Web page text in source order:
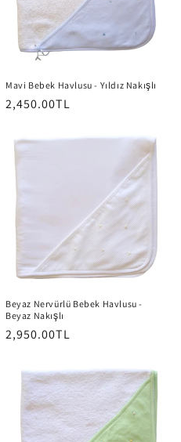
Mavi Bebek Havlusu - Yıldız Nakışlı
Normal
2,450.00TL
Beyaz Nervürlü Bebek Havlusu -
Beyaz Nakışlı
Normal
2,950.00TL